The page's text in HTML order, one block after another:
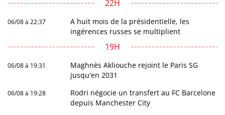
22H
06/08 à 22:37
A huit mois de la présidentielle, les
ingérences russes se multiplient
19H
06/08 à 19:31
Maghnès Akliouche rejoint le Paris SG
jusqu'en 2031
06/08 à 19:28
Rodri négocie un transfert au FC Barcelone
depuis Manchester City